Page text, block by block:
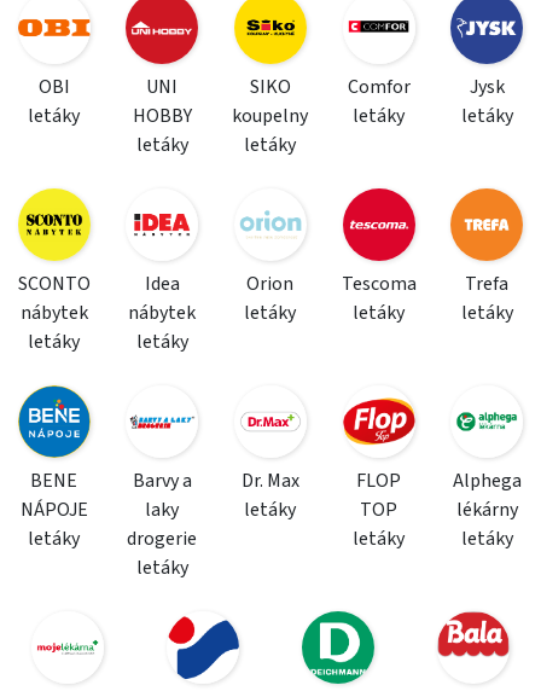
OBI
letáky
UNI
HOBBY
letáky
SIKO
koupelny
letáky
Comfor
letáky
Jysk
letáky
SCONTO
nábytek
letáky
Idea
nábytek
letáky
Orion
letáky
Tescoma
letáky
Trefa
letáky
BENE
NÁPOJE
letáky
Barvy a
laky
drogerie
letáky
Dr. Max
letáky
FLOP
TOP
letáky
Alphega
lékárny
letáky